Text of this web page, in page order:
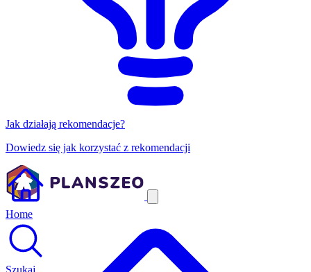
Jak działają rekomendacje?
Dowiedz się jak korzystać z rekomendacji
Home
Szukaj